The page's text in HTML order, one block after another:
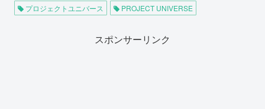
プロジェクトユニバース
PROJECT UNIVERSE
スポンサーリンク